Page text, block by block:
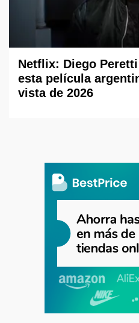
Netflix: Diego
esta película
vista de 2026